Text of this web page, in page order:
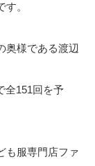
。
奥様である渡辺
全151回を予
も服専門店ファ